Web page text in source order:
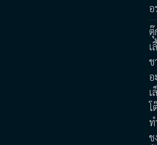
ตุ๊
เ
ช
อ
เ
โ
ท
ช